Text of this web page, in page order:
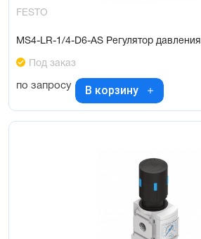
FESTO
MS4-LR-1/4-D6-AS Регулятор давления
Под заказ
по запросу В корзину